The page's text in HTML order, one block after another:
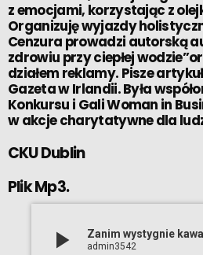
z emocjami, korzystając z
Organizuję wyjazdy
Cenzura prowadzi autorską
zdrowiu przy ciepłej
działem reklamy. Pisze
Gazeta w Irlandii. Była
Konkursu i Gali Woman in
w akcje charytatywne dla
CKU Dublin
Plik Mp3.
play_arrow admin3542